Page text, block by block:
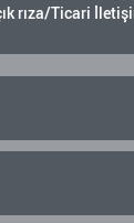
rıza/Ticari